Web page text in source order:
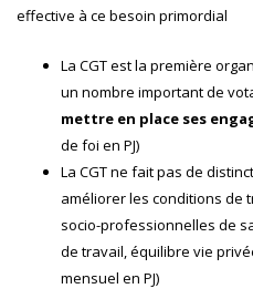
effective à ce besoin primordial
La CGT est la première
un nombre important de
mettre en place ses
de foi en PJ)
La CGT ne fait pas de
améliorer les conditions de
socio-professionnelles de
de travail, équilibre vie
mensuel en PJ)